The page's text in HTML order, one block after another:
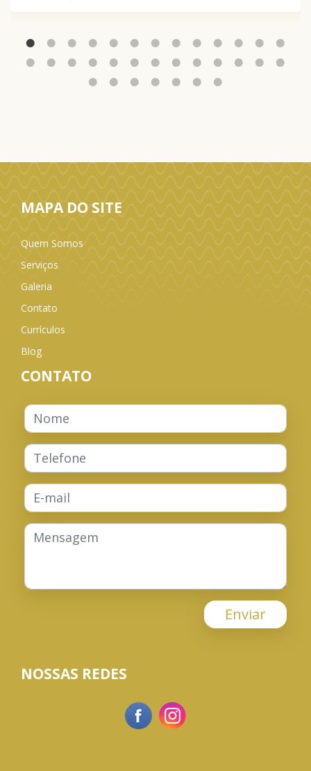
MAPA DO SITE
Quem Somos
Serviços
Galeria
Contato
Currículos
Blog
CONTATO
Enviar
NOSSAS REDES